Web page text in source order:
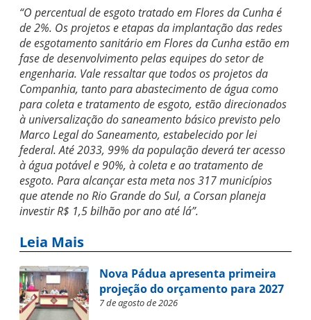
“O percentual de esgoto tratado em Flores da Cunha é
de 2%. Os projetos e etapas da implantação das redes
de esgotamento sanitário em Flores da Cunha estão em
fase de desenvolvimento pelas equipes do setor de
engenharia. Vale ressaltar que todos os projetos da
Companhia, tanto para abastecimento de água como
para coleta e tratamento de esgoto, estão direcionados
à universalização do saneamento básico previsto pelo
Marco Legal do Saneamento, estabelecido por lei
federal. Até 2033, 99% da população deverá ter acesso
à água potável e 90%, à coleta e ao tratamento de
esgoto. Para alcançar esta meta nos 317 municípios
que atende no Rio Grande do Sul, a Corsan planeja
investir R$ 1,5 bilhão por ano até lá”.
Leia Mais
Nova Pádua apresenta primeira
projeção do orçamento para 2027
7 de agosto de 2026